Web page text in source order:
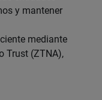
y mantener
mediante
Trust (ZTNA),